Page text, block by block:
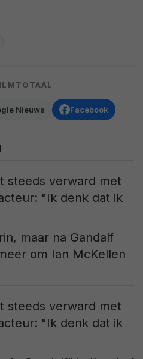
Nieuws Facebook
maar na Gandalf
om Ian McKellen